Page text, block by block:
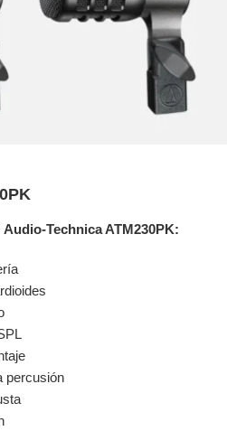
Audio-Technica ATM230PK:
percusión